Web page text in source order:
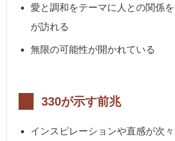
愛と調和をテーマに人との関係
が訪れる
無限の可能性が開かれている
330が示す前兆
インスピレーションや直感が次